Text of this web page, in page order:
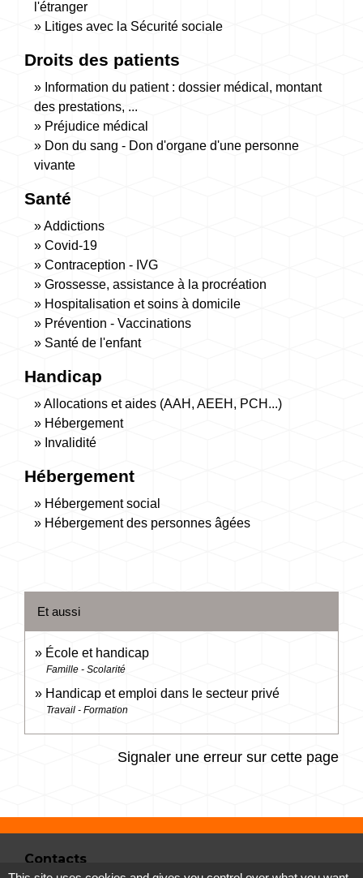
l'étranger
Litiges avec la Sécurité sociale
Droits des patients
Information du patient : dossier médical, montant
des prestations, ...
Préjudice médical
Don du sang - Don d'organe d'une personne
vivante
Santé
Addictions
Covid-19
Contraception - IVG
Grossesse, assistance à la procréation
Hospitalisation et soins à domicile
Prévention - Vaccinations
Santé de l'enfant
Handicap
Allocations et aides (AAH, AEEH, PCH...)
Hébergement
Invalidité
Hébergement
Hébergement social
Hébergement des personnes âgées
Et aussi
École et handicap
Famille - Scolarité
Handicap et emploi dans le secteur privé
Travail - Formation
Signaler une erreur sur cette page
Contacts